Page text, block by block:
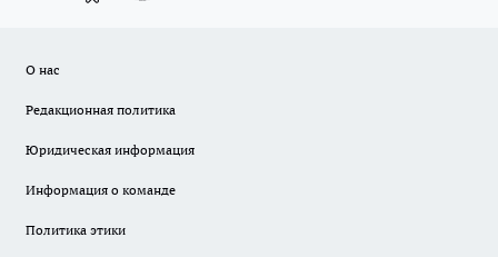
О нас
Редакционная политика
Юридическая информация
Информация о команде
Политика этики